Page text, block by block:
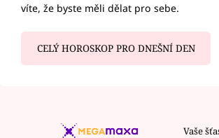
víte, že byste měli dělat pro sebe.
CELÝ HOROSKOP PRO DNEŠNÍ DEN
Vaše